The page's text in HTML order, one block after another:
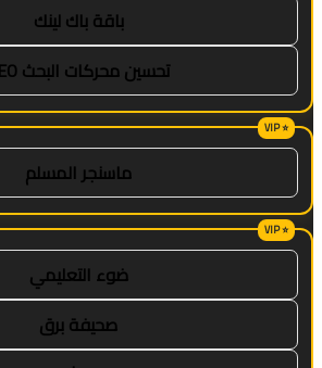
باقة باك لينك
تحسين محركات البحث SEO
ماسنجر المسلم
ضوء التعليمي
صحيفة برق